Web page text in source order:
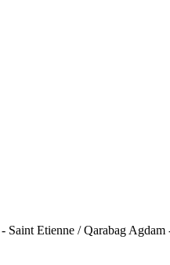
Etienne / Qarabag Agdam